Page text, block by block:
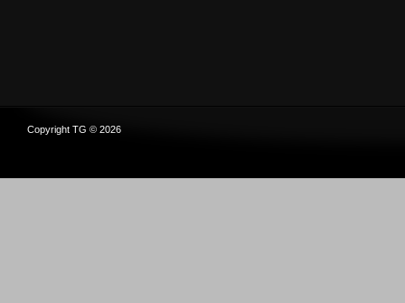
Copyright TG © 2026